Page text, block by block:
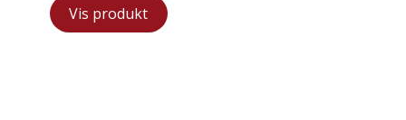
Vis produkt